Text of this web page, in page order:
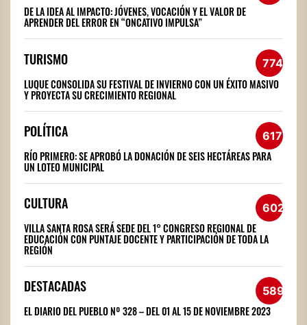
DE LA IDEA AL IMPACTO: JÓVENES, VOCACIÓN Y EL VALOR DE
APRENDER DEL ERROR EN “ONCATIVO IMPULSA”
TURISMO 774
LUQUE CONSOLIDA SU FESTIVAL DE INVIERNO CON UN ÉXITO MASIVO
Y PROYECTA SU CRECIMIENTO REGIONAL
POLÍTICA 617
RÍO PRIMERO: SE APROBÓ LA DONACIÓN DE SEIS HECTÁREAS PARA
UN LOTEO MUNICIPAL
CULTURA 602
VILLA SANTA ROSA SERÁ SEDE DEL 1° CONGRESO REGIONAL DE
EDUCACIÓN CON PUNTAJE DOCENTE Y PARTICIPACIÓN DE TODA LA
REGIÓN
DESTACADAS 589
EL DIARIO DEL PUEBLO Nº 328 – DEL 01 AL 15 DE NOVIEMBRE 2023